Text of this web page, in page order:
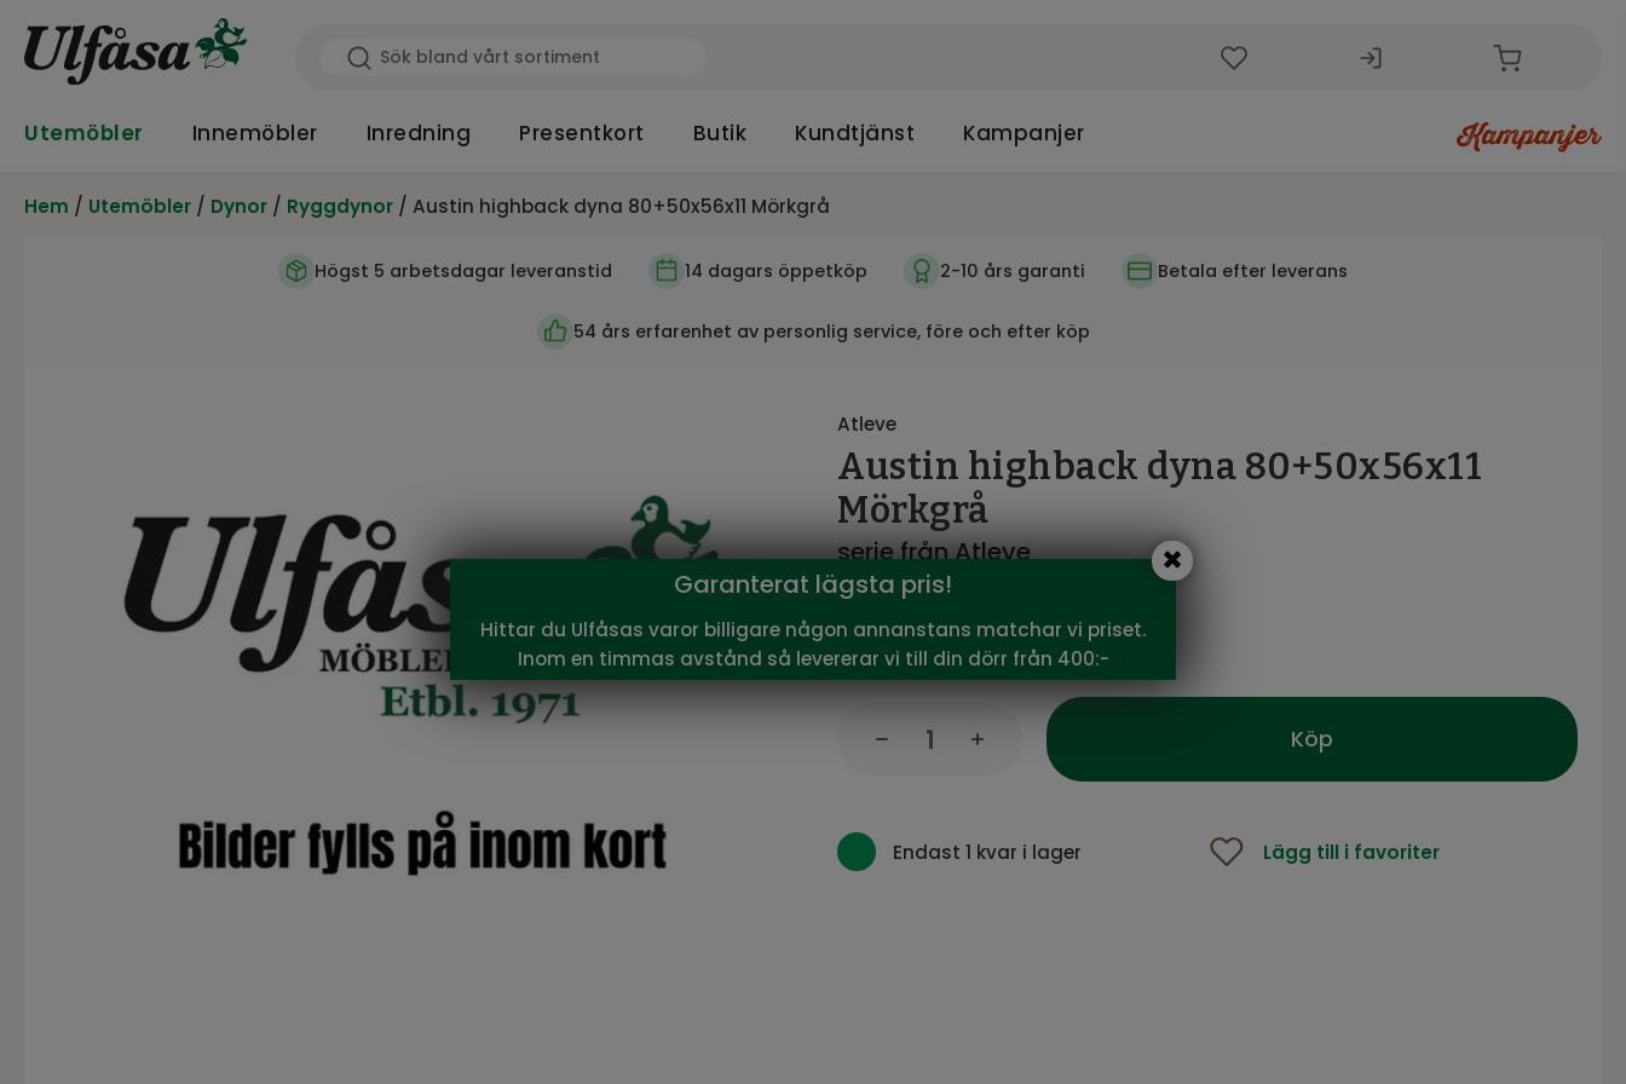
Utemöbler Innemöbler Inredning Presentkort Butik Kundtjänst Kampanjer
Hem / Utemöbler / Dynor / Ryggdynor / Austin highback dyna 80+50x56x11 Mörkgrå
Högst 5 arbetsdagar leveranstid 14 dagars öppetköp 2-10 års garanti Betala efter leverans
54 års erfarenhet av personlig service, före och efter köp
Atleve
Austin highback dyna 80+50x56x11
Mörkgrå
serie från Atleve
Vårt pris:759SEK
Rekommenderat pris:1 039 SEK
Köp
Endast 1 kvar i lager Lägg till i favoriter
Garanterat lägsta pris!
Hittar du Ulfåsas varor billigare någon annanstans matchar vi priset.
Inom en timmas avstånd så levererar vi till din dörr från 400:-